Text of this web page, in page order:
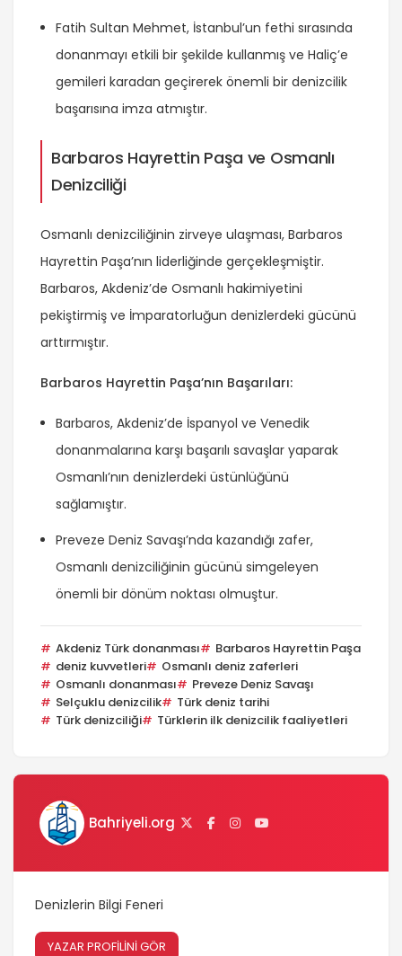
Fatih Sultan Mehmet, İstanbul’un fethi sırasında
donanmayı etkili bir şekilde kullanmış ve Haliç’e
gemileri karadan geçirerek önemli bir denizcilik
başarısına imza atmıştır.
Barbaros Hayrettin Paşa ve Osmanlı
Denizciliği
Osmanlı denizciliğinin zirveye ulaşması, Barbaros
Hayrettin Paşa’nın liderliğinde gerçekleşmiştir.
Barbaros, Akdeniz’de Osmanlı hakimiyetini
pekiştirmiş ve İmparatorluğun denizlerdeki gücünü
arttırmıştır.
Barbaros Hayrettin Paşa’nın Başarıları:
Barbaros, Akdeniz’de İspanyol ve Venedik
donanmalarına karşı başarılı savaşlar yaparak
Osmanlı’nın denizlerdeki üstünlüğünü
sağlamıştır.
Preveze Deniz Savaşı’nda kazandığı zafer,
Osmanlı denizciliğinin gücünü simgeleyen
önemli bir dönüm noktası olmuştur.
Akdeniz Türk donanması
Barbaros Hayrettin Paşa
deniz kuvvetleri
Osmanlı deniz zaferleri
Osmanlı donanması
Preveze Deniz Savaşı
Selçuklu denizcilik
Türk deniz tarihi
Türk denizciliği
Türklerin ilk denizcilik faaliyetleri
Bahriyeli.org
Denizlerin Bilgi Feneri
YAZAR PROFİLİNİ GÖR